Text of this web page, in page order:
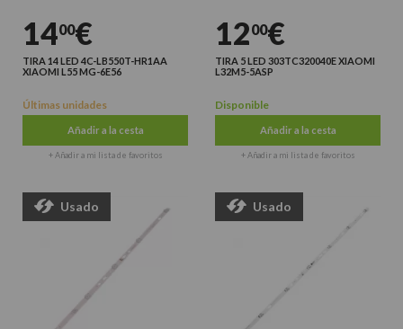
1400€
TIRA 14 LED 4C-LB550T-HR1AA
XIAOMI L55 MG-6E56
Últimas unidades
Añadir a la cesta
+ Añadir a mi lista de favoritos
1200€
TIRA 5 LED 303TC320040E XIAOMI
L32M5-5ASP
Disponible
Añadir a la cesta
+ Añadir a mi lista de favoritos
Usado Usado